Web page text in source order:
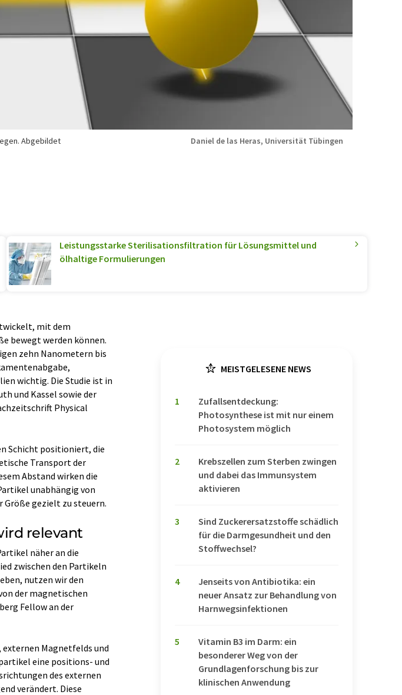
Abgebildet
Daniel de las Heras, Universität Tübingen
Leistungsstarke Sterilisationsfiltration für Lösungsmittel und
ölhaltige Formulierungen
mit dem
bewegt werden können.
zehn Nanometern bis
wichtig. Die Studie ist in
und Kassel sowie der
Physical
Schicht positioniert, die
Transport der
Abstand wirken die
unabhängig von
Größe gezielt zu steuern.
relevant
näher an die
zwischen den Partikeln
nutzen wir den
der magnetischen
Fellow an der
Magnetfelds und
eine positions- und
des externen
verändert. Diese
MEISTGELESENE NEWS
1
Zufallsentdeckung:
Photosynthese ist mit nur einem
Photosystem möglich
2
Krebszellen zum Sterben zwingen
und dabei das Immunsystem
aktivieren
3
Sind Zuckerersatzstoffe schädlich
für die Darmgesundheit und den
Stoffwechsel?
4
Jenseits von Antibiotika: ein
neuer Ansatz zur Behandlung von
Harnwegsinfektionen
5
Vitamin B3 im Darm: ein
besonderer Weg von der
Grundlagenforschung bis zur
klinischen Anwendung